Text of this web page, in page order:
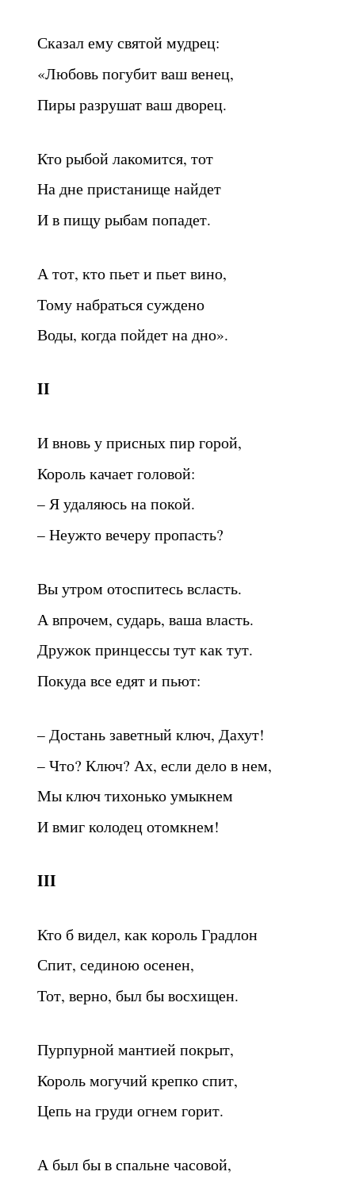
Сказал ему святой мудрец:
«Любовь погубит ваш венец,
Пиры разрушат ваш дворец.
Кто рыбой лакомится, тот
На дне пристанище найдет
И в пищу рыбам попадет.
А тот, кто пьет и пьет вино,
Тому набраться суждено
Воды, когда пойдет на дно».
II
И вновь у присных пир горой,
Король качает головой:
– Я удаляюсь на покой.
– Неужто вечеру пропасть?
Вы утром отоспитесь всласть.
А впрочем, сударь, ваша власть.
Дружок принцессы тут как тут.
Покуда все едят и пьют:
– Достань заветный ключ, Дахут!
– Что? Ключ? Ах, если дело в нем,
Мы ключ тихонько умыкнем
И вмиг колодец отомкнем!
III
Кто б видел, как король Градлон
Спит, сединою осенен,
Тот, верно, был бы восхищен.
Пурпурной мантией покрыт,
Король могучий крепко спит,
Цепь на груди огнем горит.
А был бы в спальне часовой,